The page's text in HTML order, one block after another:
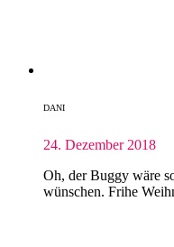
DANI
24. Dezember 2018
Oh, der Buggy wäre
wünschen. Frihe